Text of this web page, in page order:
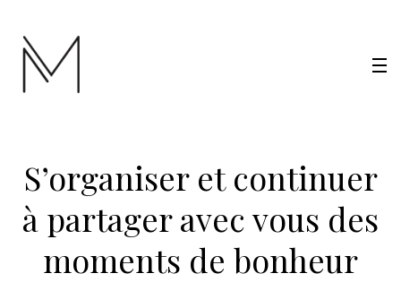
S’organiser et continuer
à partager avec vous des
moments de bonheur